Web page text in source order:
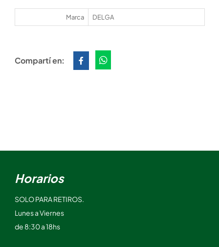
Marca DELGA
Compartí en:
Horarios
SOLO PARA RETIROS.
Lunes a Viernes
de 8:30 a 18hs